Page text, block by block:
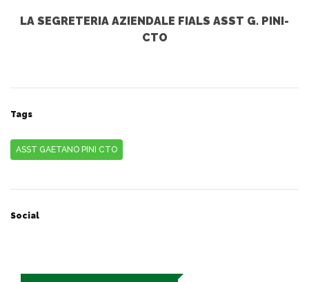
LA SEGRETERIA AZIENDALE FIALS ASST G. PINI-
CTO
Tags
ASST GAETANO PINI CTO
Social